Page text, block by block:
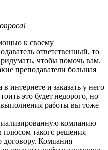
к своему
ответственный, то
чтобы помочь вам.
преподаватели большая
интернете и заказать у него
это будет недорого, но
выполнения работы вы тоже
компанию
такого решения
договору. Компания